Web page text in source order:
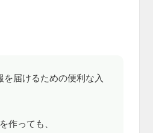
を届けるための便利な入
作っても、